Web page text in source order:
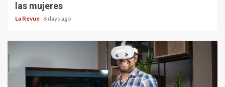
las mujeres
La Revue 6 days ago